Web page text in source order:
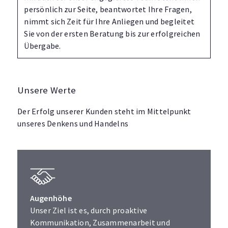
persönlich zur Seite, beantwortet Ihre Fragen,
nimmt sich Zeit für Ihre Anliegen und begleitet
Sie von der ersten Beratung bis zur erfolgreichen
Übergabe.
Unsere Werte
Der Erfolg unserer Kunden steht im Mittelpunkt
unseres Denkens und Handelns
Augenhöhe
Unser Ziel ist es, durch proaktive
Kommunikation, Zusammenarbeit und